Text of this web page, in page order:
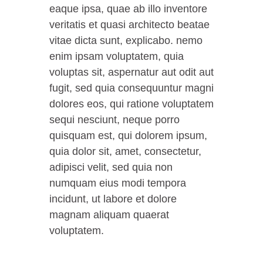
eaque ipsa, quae ab illo inventore
veritatis et quasi architecto beatae
vitae dicta sunt, explicabo. nemo
enim ipsam voluptatem, quia
voluptas sit, aspernatur aut odit aut
fugit, sed quia consequuntur magni
dolores eos, qui ratione voluptatem
sequi nesciunt, neque porro
quisquam est, qui dolorem ipsum,
quia dolor sit, amet, consectetur,
adipisci velit, sed quia non
numquam eius modi tempora
incidunt, ut labore et dolore
magnam aliquam quaerat
voluptatem.